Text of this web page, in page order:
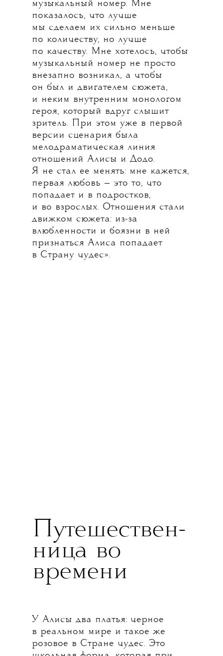
музыкальный номер. Мне
показалось, что лучше
мы сделаем их сильно меньше
по количеству, но лучше
по качеству. Мне хотелось, чтобы
музыкальный номер не просто
внезапно возникал, а чтобы
он был и двигателем сюжета,
и неким внутренним монологом
героя, который вдруг слышит
зритель. При этом уже в первой
версии сценария была
мелодраматическая линия
отношений Алисы и Додо.
Я не стал ее менять: мне кажется,
первая любовь — это то, что
попадает и в подростков,
и во взрослых. Отношения стали
движком сюжета: из-за
влюбленности и боязни в ней
признаться Алиса попадает
в Страну чудес».
Путешествен-
ница во
времени
У Алисы два платья: черное
в реальном мире и такое же
розовое в Стране чудес. Это